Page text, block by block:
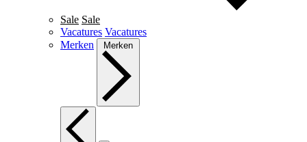
Sale Sale
Vacatures Vacatures
Merken
Merken